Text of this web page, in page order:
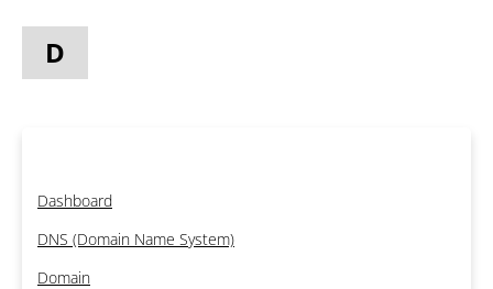
D
Dashboard
DNS (Domain Name System)
Domain